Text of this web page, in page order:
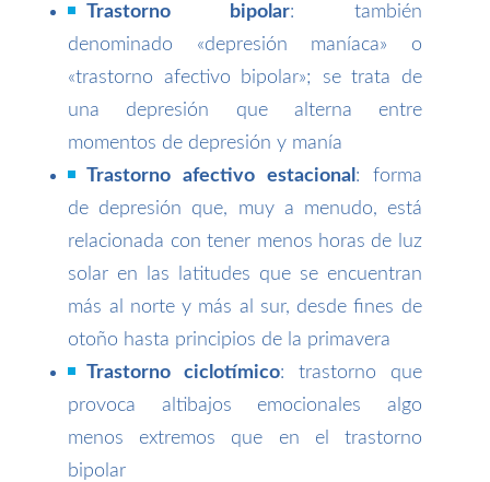
Trastorno bipolar: también
denominado «depresión maníaca» o
«trastorno afectivo bipolar»; se trata de
una depresión que alterna entre
momentos de depresión y manía
Trastorno afectivo estacional : forma
de depresión que, muy a menudo, está
relacionada con tener menos horas de luz
solar en las latitudes que se encuentran
más al norte y más al sur, desde fines de
otoño hasta principios de la primavera
Trastorno ciclotímico: trastorno que
provoca altibajos emocionales algo
menos extremos que en el trastorno
bipolar